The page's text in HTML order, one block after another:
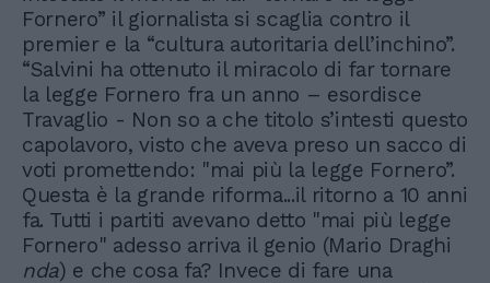
Fornero” il giornalista si scaglia contro il
premier e la “cultura autoritaria dell’inchino”.
“Salvini ha ottenuto il miracolo di far tornare
la legge Fornero fra un anno – esordisce
Travaglio - Non so a che titolo s’intesti questo
capolavoro, visto che aveva preso un sacco di
voti promettendo: "mai più la legge Fornero”.
Questa è la grande riforma...il ritorno a 10 anni
fa. Tutti i partiti avevano detto "mai più legge
Fornero" adesso arriva il genio (Mario Draghi
nda) e che cosa fa? Invece di fare una